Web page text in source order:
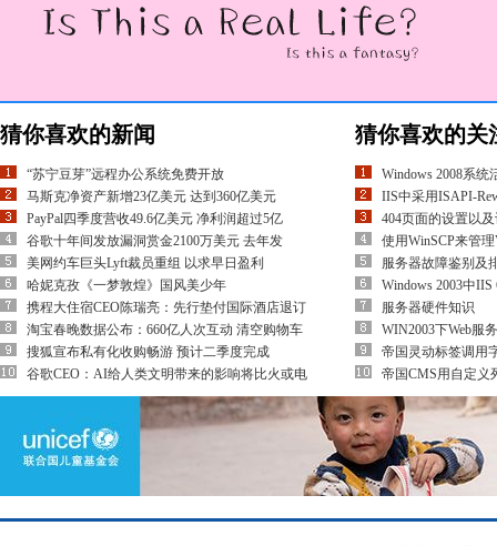
猜你喜欢的新闻
“苏宁豆芽”远程办公系统免费开放
马斯克净资产新增23亿美元 达到360亿美元
PayPal四季度营收49.6亿美元 净利润超过5亿
谷歌十年间发放漏洞赏金2100万美元 去年发
美网约车巨头Lyft裁员重组 以求早日盈利
哈妮克孜《一梦敦煌》国风美少年
携程大住宿CEO陈瑞亮：先行垫付国际酒店退订
淘宝春晚数据公布：660亿人次互动 清空购物车
搜狐宣布私有化收购畅游 预计二季度完成
谷歌CEO：AI给人类文明带来的影响将比火或电
猜你喜欢的关
Windows 2008系
IIS中采用ISAPI-
404页面的设置以
使用WinSCP来管
服务器故障鉴别及
Windows 2003中
服务器硬件知识
WIN2003下Web服
帝国灵动标签调用
帝国CMS用自定义